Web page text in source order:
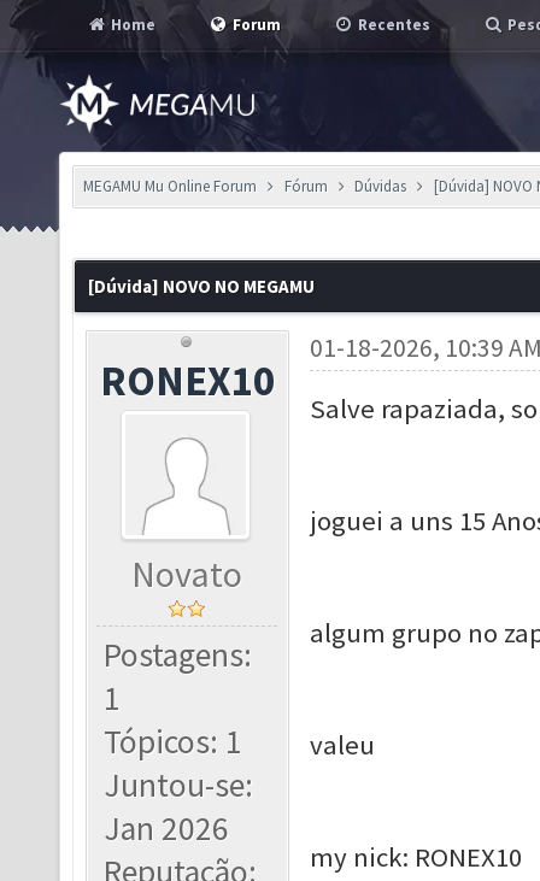
Home Forum Recentes
MEGAMU Mu Online Forum Fórum Dúvidas [Dúvida] NOVO
[Dúvida] NOVO NO MEGAMU
RONEX10
Novato
Postagens:
1
Tópicos: 1
Juntou-se:
Jan 2026
Reputação:
01-18-2026, 10:39
Salve rapaziada,
joguei a uns 15
algum grupo no
valeu
my nick: RONEX10